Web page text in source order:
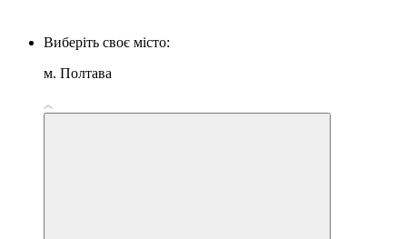
Виберіть своє місто:
м. Полтава